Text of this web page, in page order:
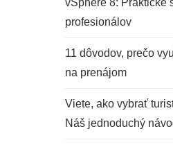
vSphere 8: Praktické
profesionálov
11 dôvodov, prečo
na prenájom
Viete, ako vybrať
Náš jednoduchý